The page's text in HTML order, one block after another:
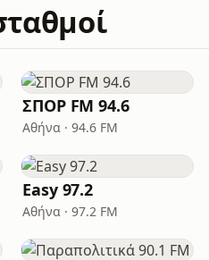
ΣΠΟΡ FM 94.6
Αθήνα · 94.6 FM
Easy 97.2
Αθήνα · 97.2 FM